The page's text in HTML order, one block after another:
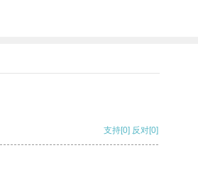
支持[0] 反对[0]